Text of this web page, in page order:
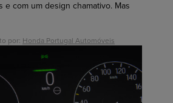
e com um design chamativo. Mas
por: Honda Portugal Automóveis